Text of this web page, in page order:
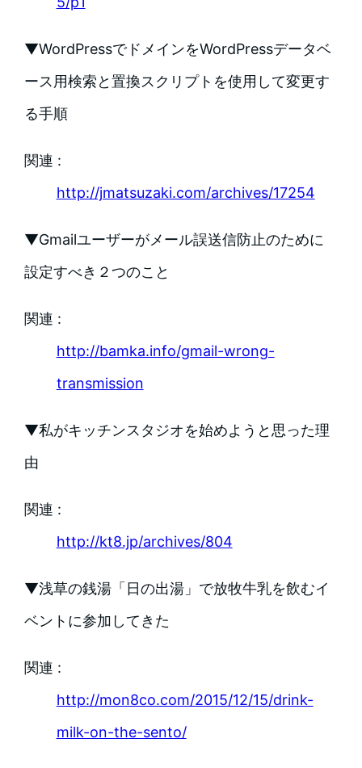
▼WordPressでドメインをWordPressデータベ
ース用検索と置換スクリプトを使用して変更す
る手順
関連 :
http://jmatsuzaki.com/archives/17254
▼Gmailユーザーがメール誤送信防止のために
設定すべき２つのこと
関連 :
http://bamka.info/gmail-wrong-
transmission
▼私がキッチンスタジオを始めようと思った理
由
関連 :
http://kt8.jp/archives/804
▼浅草の銭湯「日の出湯」で放牧牛乳を飲むイ
ベントに参加してきた
関連 :
http://mon8co.com/2015/12/15/drink-
milk-on-the-sento/